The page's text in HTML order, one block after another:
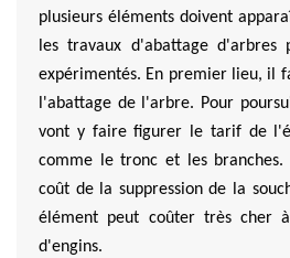
plusieurs éléments doivent
les travaux d'abattage d'arbres
expérimentés. En premier lieu, il
l'abattage de l'arbre. Pour
vont y faire figurer le tarif de
comme le tronc et les
coût de la suppression de la
élément peut coûter très cher
d'engins.